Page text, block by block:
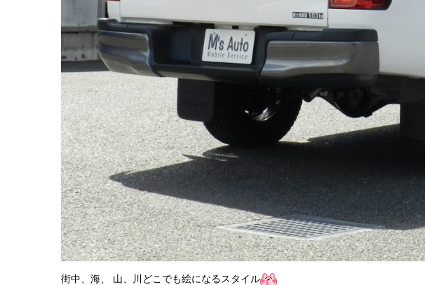
街中、海、 山、川どこでも絵になるスタイル